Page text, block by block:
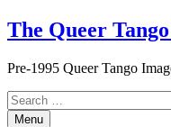
Skip
to
The Queer
Pre-1995 Queer Tango
Search
for:Menu